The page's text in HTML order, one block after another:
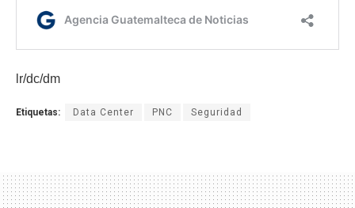
lr/dc/dm
Etiquetas: Data Center PNC Seguridad